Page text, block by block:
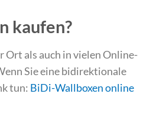
kaufen?
Ort als auch in vielen Online-
Sie eine bidirektionale
tun: BiDi-Wallboxen online